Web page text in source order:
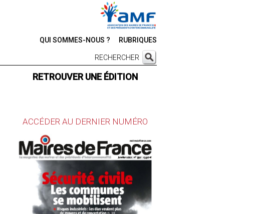
QUI SOMMES-NOUS ? RUBRIQUES
RECHERCHER
RETROUVER UNE ÉDITION
ACCÉDER AU DERNIER NUMÉRO